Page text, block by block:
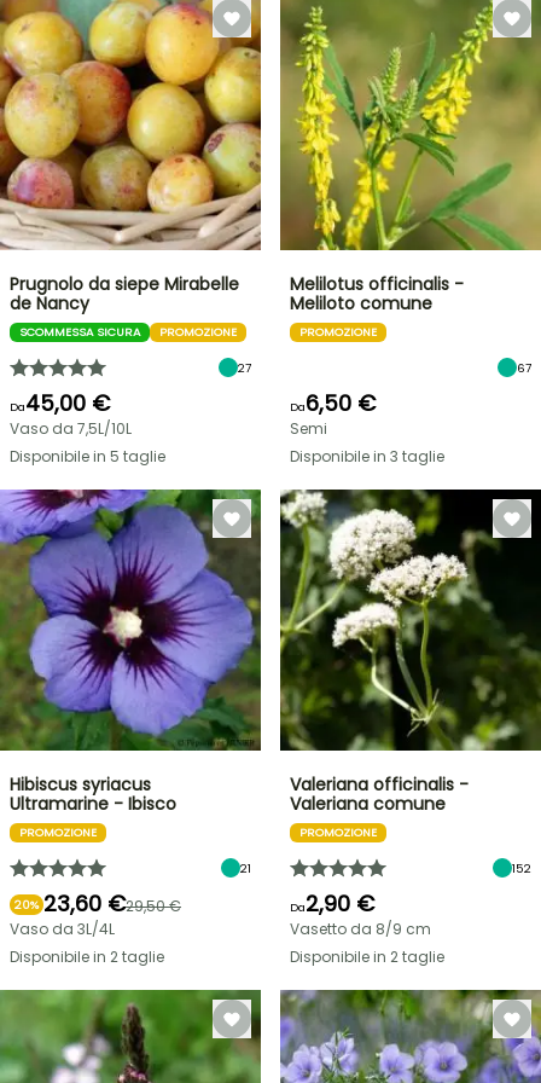
FINO
Prugnolo da siepe Mirabelle
de Nancy
SCOMMESSA SICURA PROMOZIONE
27
Da45,00 €
Vaso da 7,5L/10L
Disponibile in 5 taglie
Melilotus officinalis -
Meliloto comune
PROMOZIONE
67
Da6,50 €
Semi
Disponibile in 3 taglie
Hibiscus syriacus
Ultramarine - Ibisco
PROMOZIONE
21
20% 23,60 €29,50 €
Vaso da 3L/4L
Disponibile in 2 taglie
Valeriana officinalis -
Valeriana comune
PROMOZIONE
152
Da2,90 €
Vasetto da 8/9 cm
Disponibile in 2 taglie